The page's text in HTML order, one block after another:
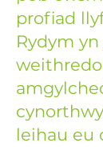
profiad
Rydym
leihau eu